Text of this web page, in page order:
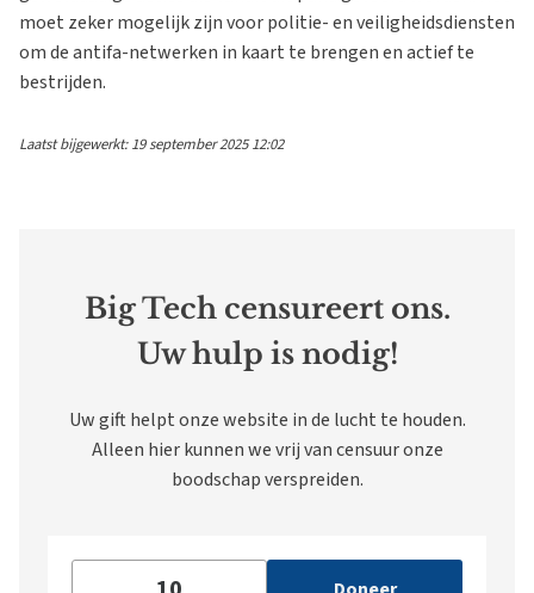
moet zeker mogelijk zijn voor politie- en veiligheidsdiensten
om de antifa-netwerken in kaart te brengen en actief te
bestrijden.
Laatst bijgewerkt: 19 september 2025 12:02
Big Tech censureert ons.
Uw hulp is nodig!
Uw gift helpt onze website in de lucht te houden.
Alleen hier kunnen we vrij van censuur onze
boodschap verspreiden.